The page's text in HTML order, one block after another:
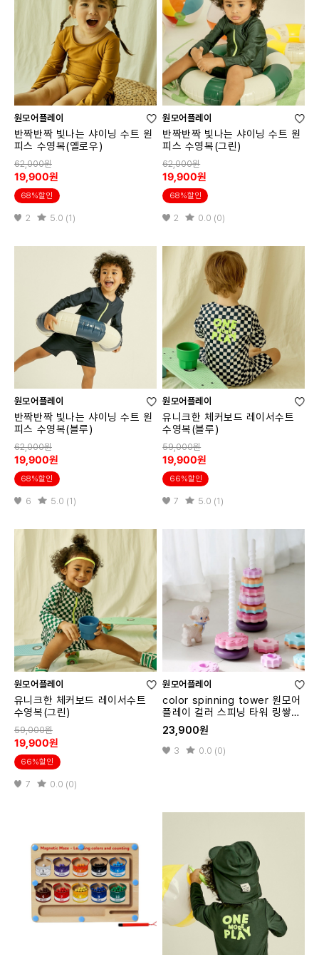
원모어플레이
반짝반짝 빛나는 샤이닝 수트 원
피스 수영복(옐로우)
62,000원
19,900원
68%할인
2 5.0 (1)
원모어플레이
반짝반짝 빛나는 샤이닝 수트 원
피스 수영복(그린)
62,000원
19,900원
68%할인
2 0.0 (0)
원모어플레이
반짝반짝 빛나는 샤이닝 수트 원
피스 수영복(블루)
62,000원
19,900원
68%할인
6 5.0 (1)
원모어플레이
유니크한 체커보드 레이서수트
수영복(블루)
59,000원
19,900원
66%할인
7 5.0 (1)
원모어플레이
유니크한 체커보드 레이서수트
수영복(그린)
59,000원
19,900원
66%할인
7 0.0 (0)
원모어플레이
color spinning tower 원모어
플레이 컬러 스피닝 타워 링쌓기
교구
23,900원
3 0.0 (0)